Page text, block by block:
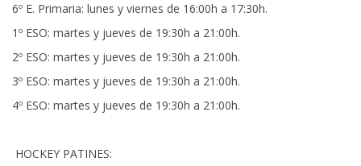
6º E. Primaria: lunes y viernes de 16:00h a 17:30h.
1º ESO: martes y jueves de 19:30h a 21:00h.
2º ESO: martes y jueves de 19:30h a 21:00h.
3º ESO: martes y jueves de 19:30h a 21:00h.
4º ESO: martes y jueves de 19:30h a 21:00h.
HOCKEY PATINES: